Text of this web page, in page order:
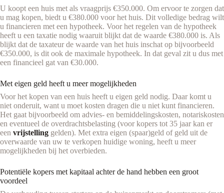
U koopt een huis met als vraagprijs €350.000. Om ervoor te zorgen dat
u mag kopen, biedt u €380.000 voor het huis. Dit volledige bedrag wilt
u financieren met een hypotheek. Voor het regelen van de hypotheek
heeft u een taxatie nodig waaruit blijkt dat de waarde €380.000 is. Als
blijkt dat de taxateur de waarde van het huis inschat op bijvoorbeeld
€350.000, is dit ook de maximale hypotheek. In dat geval zit u dus met
een financieel gat van €30.000.
Met eigen geld heeft u meer mogelijkheden
Voor het kopen van een huis heeft u eigen geld nodig. Daar komt u
niet onderuit, want u moet kosten dragen die u niet kunt financieren.
Het gaat bijvoorbeeld om advies- en bemiddelingskosten, notariskosten
en eventueel de overdrachtsbelasting (voor kopers tot 35 jaar kan er
een vrijstelling gelden). Met extra eigen (spaar)geld of geld uit de
overwaarde van uw te verkopen huidige woning, heeft u meer
mogelijkheden bij het overbieden.
Potentiële kopers met kapitaal achter de hand hebben een groot
voordeel